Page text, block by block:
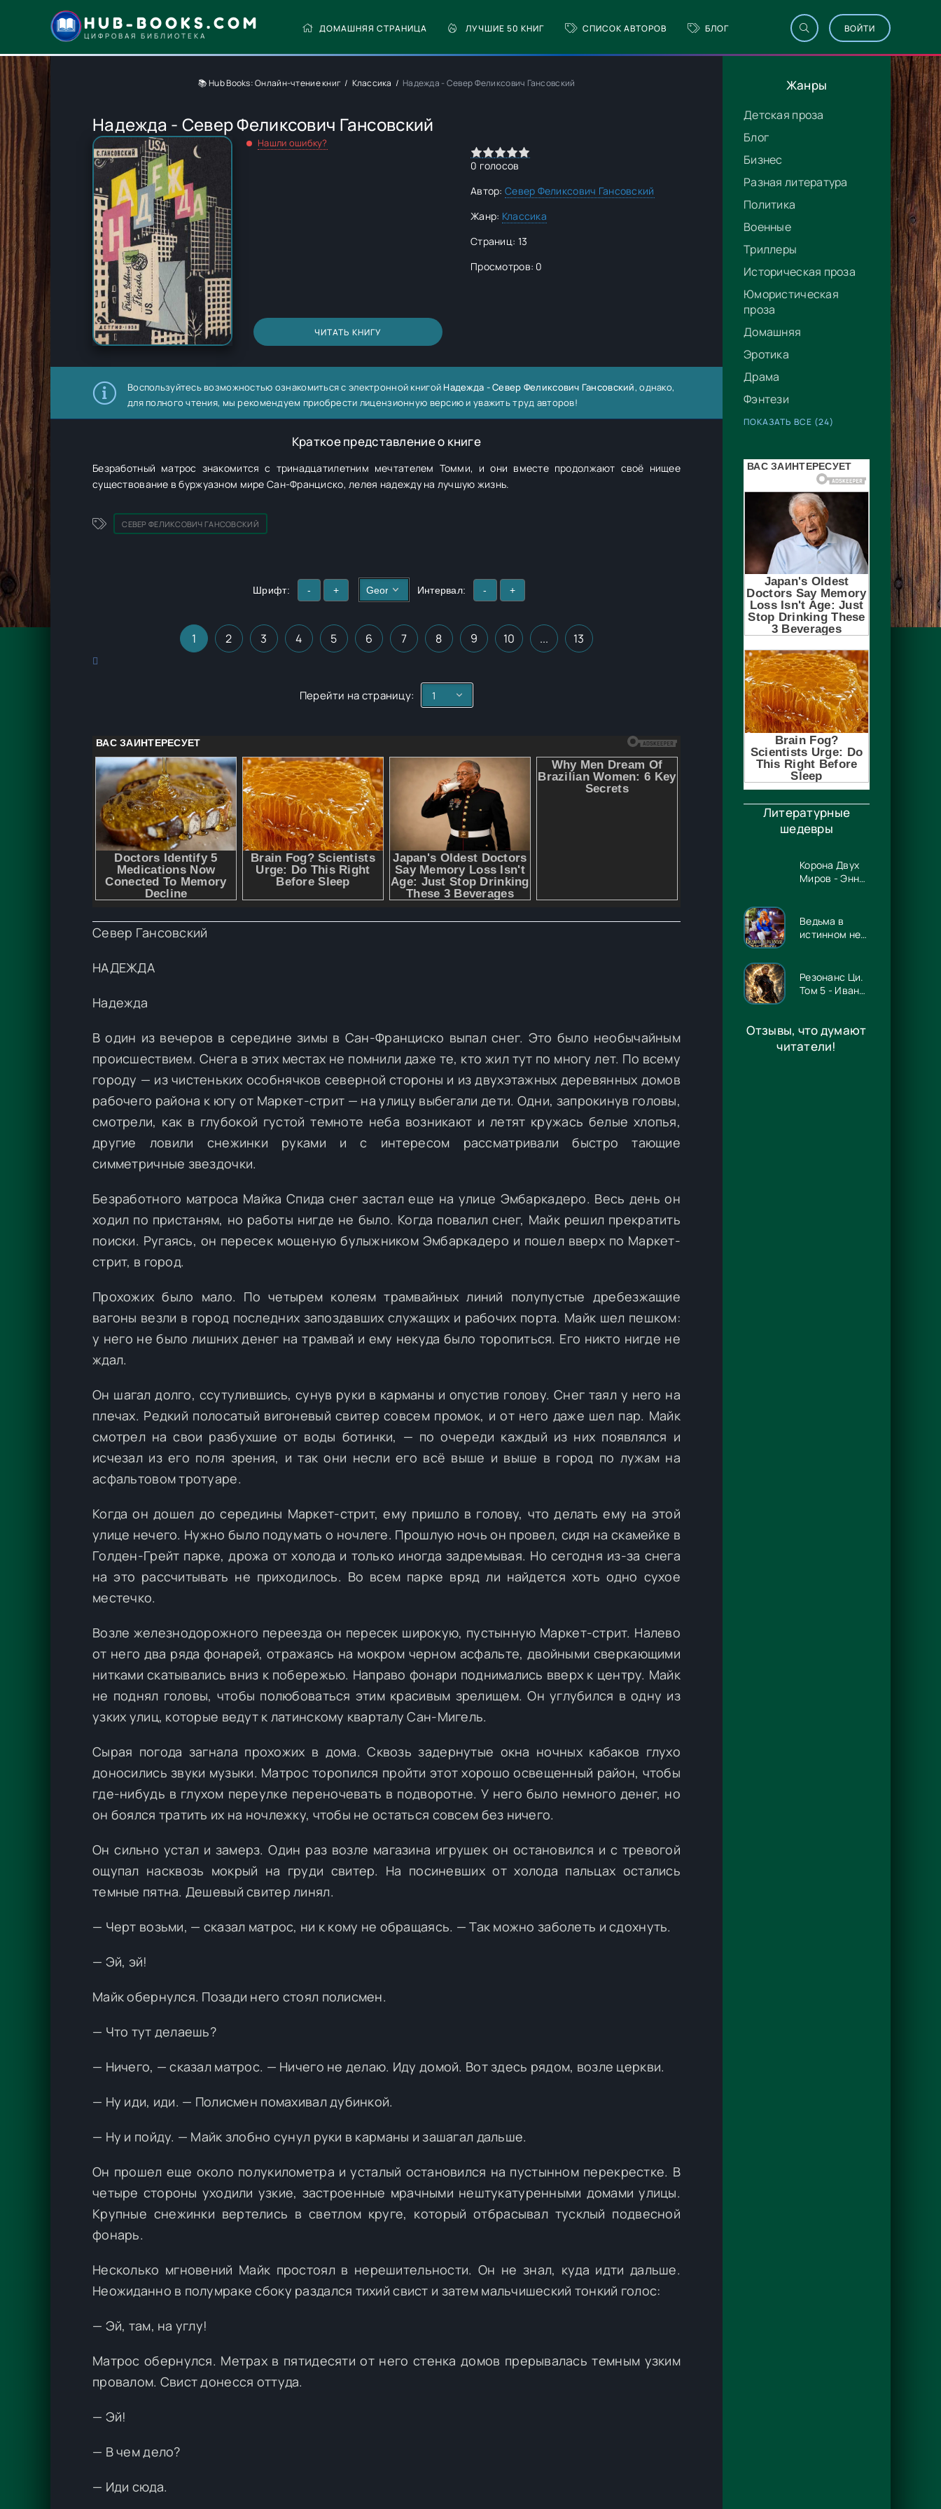
HUB-BOOKS.COM
ЦИФРОВАЯ БИБЛИОТЕКА
ДОМАШНЯЯ СТРАНИЦА ЛУЧШИЕ 50 КНИГ СПИСОК АВТОРОВ БЛОГ ВОЙТИ
Жанры
Детская проза
Блог
Бизнес
Разная литература
Политика
Военные
Триллеры
Историческая проза
Юмористическая
проза
Домашняя
Эротика
Драма
Фэнтези
ПОКАЗАТЬ ВСЕ (24)
Литературные
шедевры
Корона Двух
Миров - Энн
Ведьма в
истинном не
Резонанс Ци.
Том 5 - Иван
Отзывы, что думают
читатели!
📚 Hub Books: Онлайн-чтение книг Классика Надежда - Север Феликсович Гансовский
Надежда - Север Феликсович Гансовский
Нашли ошибку?
ЧИТАТЬ КНИГУ
0 голосов
Автор: Север Феликсович Гансовский
Жанр: Классика
Страниц: 13
Просмотров: 0
Воспользуйтесь возможностью ознакомиться с электронной книгой Надежда - Север Феликсович Гансовский, однако,
для полного чтения, мы рекомендуем приобрести лицензионную версию и уважить труд авторов!
Краткое представление о книге
Безработный матрос знакомится с тринадцатилетним мечтателем Томми, и они вместе продолжают своё нищее
существование в буржуазном мире Сан-Франциско, лелея надежду на лучшую жизнь.
СЕВЕР ФЕЛИКСОВИЧ ГАНСОВСКИЙ
Шрифт: - + Интервал: - +
1 2 3 4 5 6 7 8 9 10 ... 13
Перейти на страницу:
Север Гансовский
НАДЕЖДА
Надежда
В один из вечеров в середине зимы в Сан-Франциско выпал снег. Это было необычайным
происшествием. Снега в этих местах не помнили даже те, кто жил тут по многу лет. По всему
городу — из чистеньких особнячков северной стороны и из двухэтажных деревянных домов
рабочего района к югу от Маркет-стрит — на улицу выбегали дети. Одни, запрокинув головы,
смотрели, как в глубокой густой темноте неба возникают и летят кружась белые хлопья,
другие ловили снежинки руками и с интересом рассматривали быстро тающие
симметричные звездочки.
Безработного матроса Майка Спида снег застал еще на улице Эмбаркадеро. Весь день он
ходил по пристаням, но работы нигде не было. Когда повалил снег, Майк решил прекратить
поиски. Ругаясь, он пересек мощеную булыжником Эмбаркадеро и пошел вверх по Маркет-
стрит, в город.
Прохожих было мало. По четырем колеям трамвайных линий полупустые дребезжащие
вагоны везли в город последних запоздавших служащих и рабочих порта. Майк шел пешком:
у него не было лишних денег на трамвай и ему некуда было торопиться. Его никто нигде не
ждал.
Он шагал долго, ссутулившись, сунув руки в карманы и опустив голову. Снег таял у него на
плечах. Редкий полосатый вигоневый свитер совсем промок, и от него даже шел пар. Майк
смотрел на свои разбухшие от воды ботинки, — по очереди каждый из них появлялся и
исчезал из его поля зрения, и так они несли его всё выше и выше в город по лужам на
асфальтовом тротуаре.
Когда он дошел до середины Маркет-стрит, ему пришло в голову, что делать ему на этой
улице нечего. Нужно было подумать о ночлеге. Прошлую ночь он провел, сидя на скамейке в
Голден-Грейт парке, дрожа от холода и только иногда задремывая. Но сегодня из-за снега
на это рассчитывать не приходилось. Во всем парке вряд ли найдется хоть одно сухое
местечко.
Возле железнодорожного переезда он пересек широкую, пустынную Маркет-стрит. Налево
от него два ряда фонарей, отражаясь на мокром черном асфальте, двойными сверкающими
нитками скатывались вниз к побережью. Направо фонари поднимались вверх к центру. Майк
не поднял головы, чтобы полюбоваться этим красивым зрелищем. Он углубился в одну из
узких улиц, которые ведут к латинскому кварталу Сан-Мигель.
Сырая погода загнала прохожих в дома. Сквозь задернутые окна ночных кабаков глухо
доносились звуки музыки. Матрос торопился пройти этот хорошо освещенный район, чтобы
где-нибудь в глухом переулке переночевать в подворотне. У него было немного денег, но
он боялся тратить их на ночлежку, чтобы не остаться совсем без ничего.
Он сильно устал и замерз. Один раз возле магазина игрушек он остановился и с тревогой
ощупал насквозь мокрый на груди свитер. На посиневших от холода пальцах остались
темные пятна. Дешевый свитер линял.
— Черт возьми, — сказал матрос, ни к кому не обращаясь. — Так можно заболеть и сдохнуть.
— Эй, эй!
Майк обернулся. Позади него стоял полисмен.
— Что тут делаешь?
— Ничего, — сказал матрос. — Ничего не делаю. Иду домой. Вот здесь рядом, возле церкви.
— Ну иди, иди. — Полисмен помахивал дубинкой.
— Ну и пойду. — Майк злобно сунул руки в карманы и зашагал дальше.
Он прошел еще около полукилометра и усталый остановился на пустынном перекрестке. В
четыре стороны уходили узкие, застроенные мрачными нештукатуренными домами улицы.
Крупные снежинки вертелись в светлом круге, который отбрасывал тусклый подвесной
фонарь.
Несколько мгновений Майк простоял в нерешительности. Он не знал, куда идти дальше.
Неожиданно в полумраке сбоку раздался тихий свист и затем мальчишеский тонкий голос:
— Эй, там, на углу!
Матрос обернулся. Метрах в пятидесяти от него стенка домов прерывалась темным узким
провалом. Свист донесся оттуда.
— Эй!
— В чем дело?
— Иди сюда.